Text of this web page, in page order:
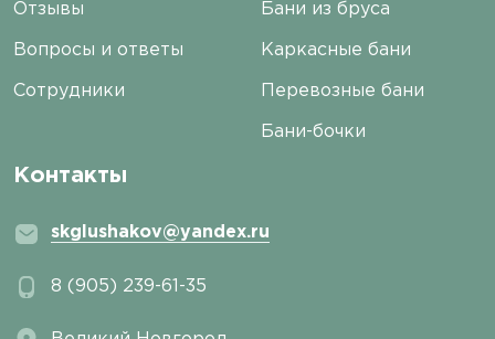
Отзывы
Вопросы и ответы
Сотрудники
Бани из бруса
Каркасные бани
Перевозные бани
Бани-бочки
Контакты
skglushakov@yandex.ru
8 (905) 239-61-35